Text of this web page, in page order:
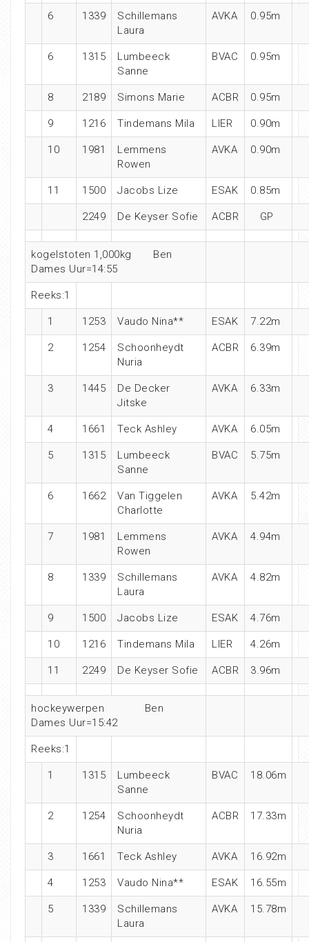
6 1339
Schillemans
Laura
AVKA 0.95m
6 1315
Lumbeeck
Sanne
BVAC 0.95m
8 2189 Simons Marie ACBR 0.95m
9 1216 Tindemans Mila LIER 0.90m
10 1981
Lemmens
Rowen
AVKA 0.90m
11 1500 Jacobs Lize ESAK 0.85m
2249 De Keyser Sofie ACBR GP
kogelstoten 1,000kg Ben
Dames Uur=14:55
Reeks:1
1 1253 Vaudo Nina** ESAK 7.22m
2 1254
Schoonheydt
Nuria
ACBR 6.39m
3 1445
De Decker
Jitske
AVKA 6.33m
4 1661 Teck Ashley AVKA 6.05m
5 1315
Lumbeeck
Sanne
BVAC 5.75m
6 1662
Van Tiggelen
Charlotte
AVKA 5.42m
7 1981
Lemmens
Rowen
AVKA 4.94m
8 1339
Schillemans
Laura
AVKA 4.82m
9 1500 Jacobs Lize ESAK 4.76m
10 1216 Tindemans Mila LIER 4.26m
11 2249 De Keyser Sofie ACBR 3.96m
hockeywerpen Ben
Dames Uur=15:42
Reeks:1
1 1315
Lumbeeck
Sanne
BVAC 18.06m
2 1254
Schoonheydt
Nuria
ACBR 17.33m
3 1661 Teck Ashley AVKA 16.92m
4 1253 Vaudo Nina** ESAK 16.55m
5 1339
Schillemans
Laura
AVKA 15.78m